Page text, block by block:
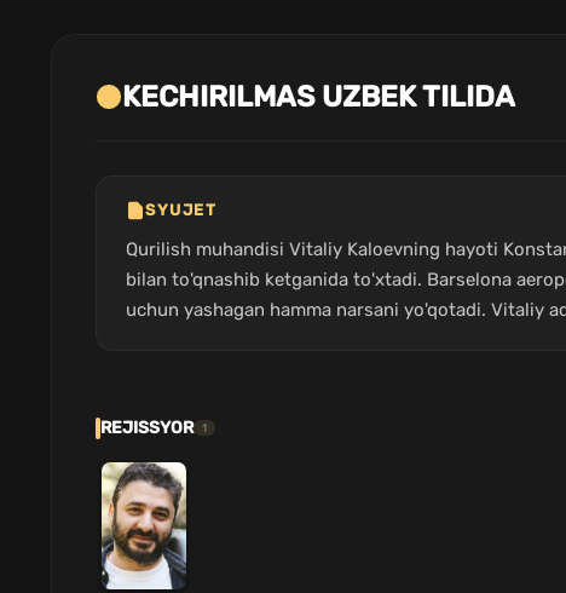
KECHIRILMAS UZBEK TILIDA
SYUJET
Qurilish muhandisi Vitaliy Kaloevning hayoti
bilan to'qnashib ketganida to'xtadi. Barselona
uchun yashagan hamma narsani yo'qotadi. Vitaliy
REJISSYOR 1